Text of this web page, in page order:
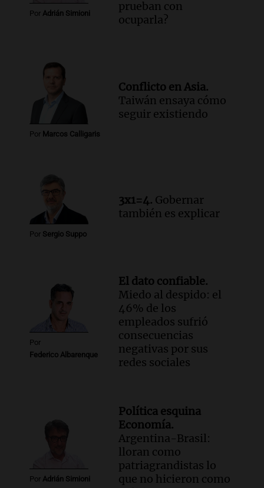
Por Adrián Simioni
prueban con
ocuparla?
Por Marcos Calligaris
Conflicto en Asia.
Taiwán ensaya cómo
seguir existiendo
Por Sergio Suppo
3x1=4. Gobernar
también es explicar
Por
Federico Albarenque
El dato confiable.
Miedo al despido: el
46% de los
empleados sufrió
consecuencias
negativas por sus
redes sociales
Por Adrián Simioni
Política esquina
Economía.
Argentina-Brasil:
lloran como
patriagrandistas lo
que no hicieron como